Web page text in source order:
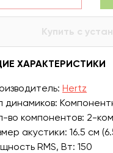
Купить с
ХАРАКТЕРИСТИКИ
Hertz
динамиков:
во компонентов: 2-
акустики: 16.5 см
RMS, Вт: 150